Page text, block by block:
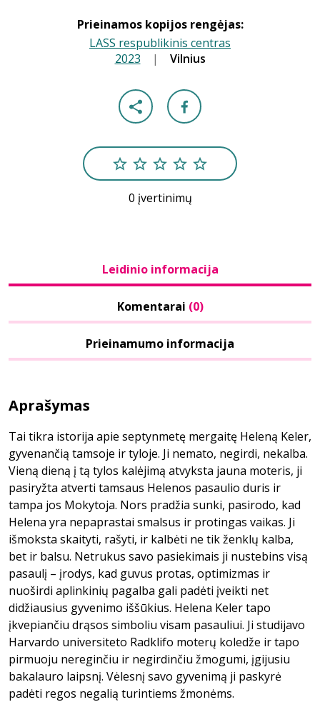
Prieinamos kopijos rengėjas:
LASS respublikinis centras
2023 | Vilnius
0 įvertinimų
Leidinio informacija
Komentarai (0)
Prieinamumo informacija
Aprašymas
Tai tikra istorija apie septynmetę mergaitę Heleną Keler,
gyvenančią tamsoje ir tyloje. Ji nemato, negirdi, nekalba.
Vieną dieną į tą tylos kalėjimą atvyksta jauna moteris, ji
pasiryžta atverti tamsaus Helenos pasaulio duris ir
tampa jos Mokytoja. Nors pradžia sunki, pasirodo, kad
Helena yra nepaprastai smalsus ir protingas vaikas. Ji
išmoksta skaityti, rašyti, ir kalbėti ne tik ženklų kalba,
bet ir balsu. Netrukus savo pasiekimais ji nustebins visą
pasaulį – įrodys, kad guvus protas, optimizmas ir
nuoširdi aplinkinių pagalba gali padėti įveikti net
didžiausius gyvenimo iššūkius. Helena Keler tapo
įkvepiančiu drąsos simboliu visam pasauliui. Ji studijavo
Harvardo universiteto Radklifo moterų koledže ir tapo
pirmuoju nereginčiu ir negirdinčiu žmogumi, įgijusiu
bakalauro laipsnį. Vėlesnį savo gyvenimą ji paskyrė
padėti regos negalią turintiems žmonėms.